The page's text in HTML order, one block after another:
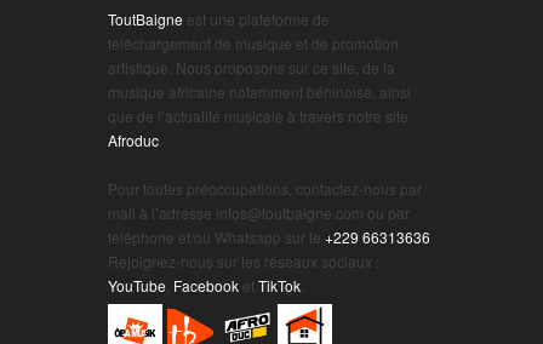
ToutBaigne est une plateforme de
téléchargement de musique et de promotion
artistique. Nous proposons sur ce site, de la
musique africaine notamment béninoise, ainsi
que de l’actualité musicale à travers notre site
Afroduc
Pour toutes préoccupations, contactez-nous par
mail à l’adresse infos@toutbaigne.com ou par
téléphone et/ou Whatsapp sur le +229 66313636
Rejoignez-nous sur les réseaux sociaux :
YouTube Facebook etTikTok